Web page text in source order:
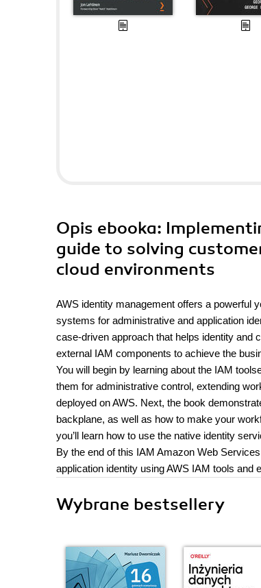
Opis ebooka:
guide to solving
cloud environments
AWS identity management offers a powerful
systems for administrative and application
case-driven approach that helps identity and
external IAM components to achieve the
You will begin by learning about the IAM
them for administrative control, extending
deployed on AWS. Next, the book
backplane, as well as how to make your
you’ll learn how to use the native identity
By the end of this IAM Amazon Web
application identity using AWS IAM tools and
Wybrane bestsellery